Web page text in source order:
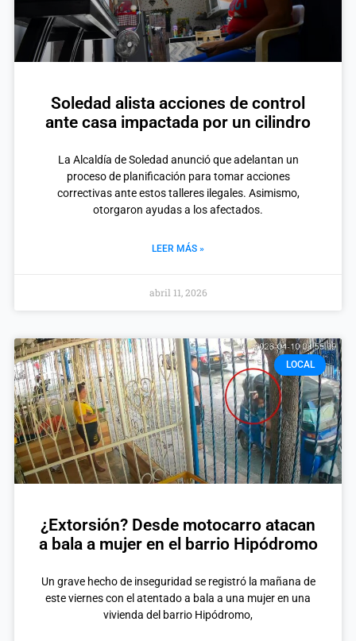
Soledad alista acciones de control
ante casa impactada por un cilindro
La Alcaldía de Soledad anunció que adelantan un
proceso de planificación para tomar acciones
correctivas ante estos talleres ilegales. Asimismo,
otorgaron ayudas a los afectados.
LEER MÁS »
abril 11, 2026
LOCAL
¿Extorsión? Desde motocarro atacan
a bala a mujer en el barrio Hipódromo
Un grave hecho de inseguridad se registró la mañana de
este viernes con el atentado a bala a una mujer en una
vivienda del barrio Hipódromo,